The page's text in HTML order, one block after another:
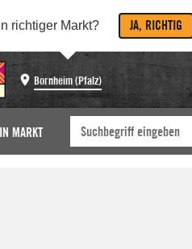
richtiger Markt? JA, RICHTIG
Bornheim (Pfalz)
MARKT